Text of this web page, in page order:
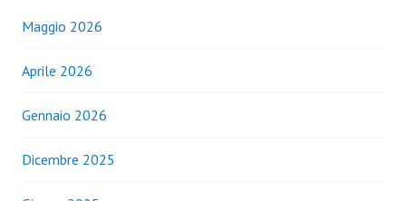
Maggio 2026
Aprile 2026
Gennaio 2026
Dicembre 2025